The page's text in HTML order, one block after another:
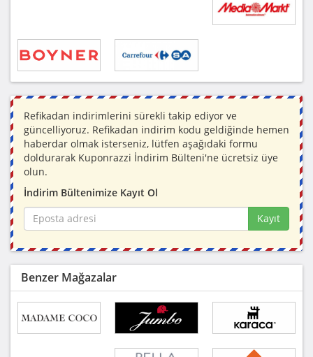
Refikadan indirimlerini sürekli takip ediyor ve
güncelliyoruz. Refikadan indirim kodu geldiğinde hemen
haberdar olmak isterseniz, lütfen aşağıdaki formu
doldurarak Kuponrazzi İndirim Bülteni'ne ücretsiz üye
olun.
İndirim Bültenimize Kayıt Ol
Kayıt
Benzer Mağazalar